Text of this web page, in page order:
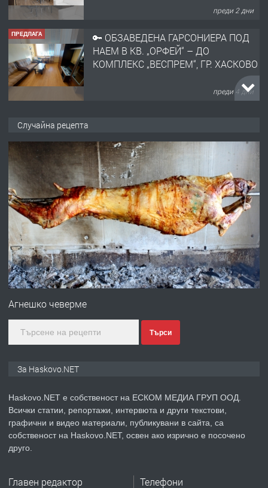
преди 2 дни
ПРЕДЛАГА
🔑 ОБЗАВЕДЕНА ГАРСОНИЕРА ПОД
НАЕМ В КВ. „ОРФЕЙ“ – ДО
КОМПЛЕКС „ВЕСПРЕМ“, ГР. ХАСКОВО
преди 4 дни
АПАРТАМЕНТ В ЦЕНТЪРА НА ГР.
ХАСКОВО
преди 4 дни
ПРЕДЛАГА Давам гараж под наем
преди 4 дни
ПРЕДЛАГА
№4120 Магазин/Офис под наем в кв.
преди 5 дни
ПРЕДЛАГА
Продавам парцел в гр. Хасково кв.
Случайна рецепта
Агнешко чеверме
Търси
За Haskovo.NET
Haskovo.NET е собственост на ЕСКОМ МЕДИА ГРУП ООД.
Всички статии, репортажи, интервюта и други текстови,
графични и видео материали, публикувани в сайта, са
собственост на Haskovo.NET, освен ако изрично е посочено
друго.
Главен редактор Телефони